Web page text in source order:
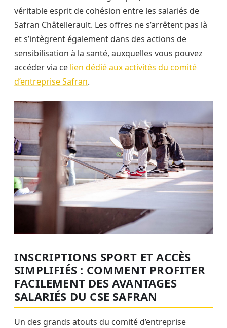
véritable esprit de cohésion entre les salariés de
Safran Châtellerault. Les offres ne s’arrêtent pas là
et s’intègrent également dans des actions de
sensibilisation à la santé, auxquelles vous pouvez
accéder via ce lien dédié aux activités du comité
d’entreprise Safran.
INSCRIPTIONS SPORT ET ACCÈS
SIMPLIFIÉS : COMMENT PROFITER
FACILEMENT DES AVANTAGES
SALARIÉS DU CSE SAFRAN
Un des grands atouts du comité d’entreprise